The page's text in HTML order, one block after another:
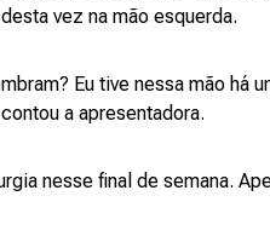
vez na mão esquerda.
Eu tive nessa mão há
a apresentadora.
nesse final de semana.